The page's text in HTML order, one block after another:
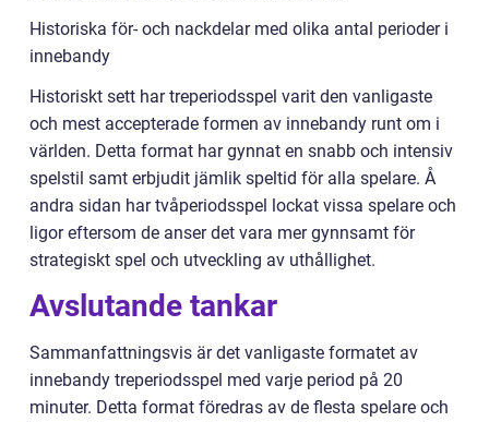
Historiska för- och nackdelar med olika antal perioder i
innebandy
Historiskt sett har treperiodsspel varit den vanligaste
och mest accepterade formen av innebandy runt om i
världen. Detta format har gynnat en snabb och intensiv
spelstil samt erbjudit jämlik speltid för alla spelare. Å
andra sidan har tvåperiodsspel lockat vissa spelare och
ligor eftersom de anser det vara mer gynnsamt för
strategiskt spel och utveckling av uthållighet.
Avslutande tankar
Sammanfattningsvis är det vanligaste formatet av
innebandy treperiodsspel med varje period på 20
minuter. Detta format föredras av de flesta spelare och